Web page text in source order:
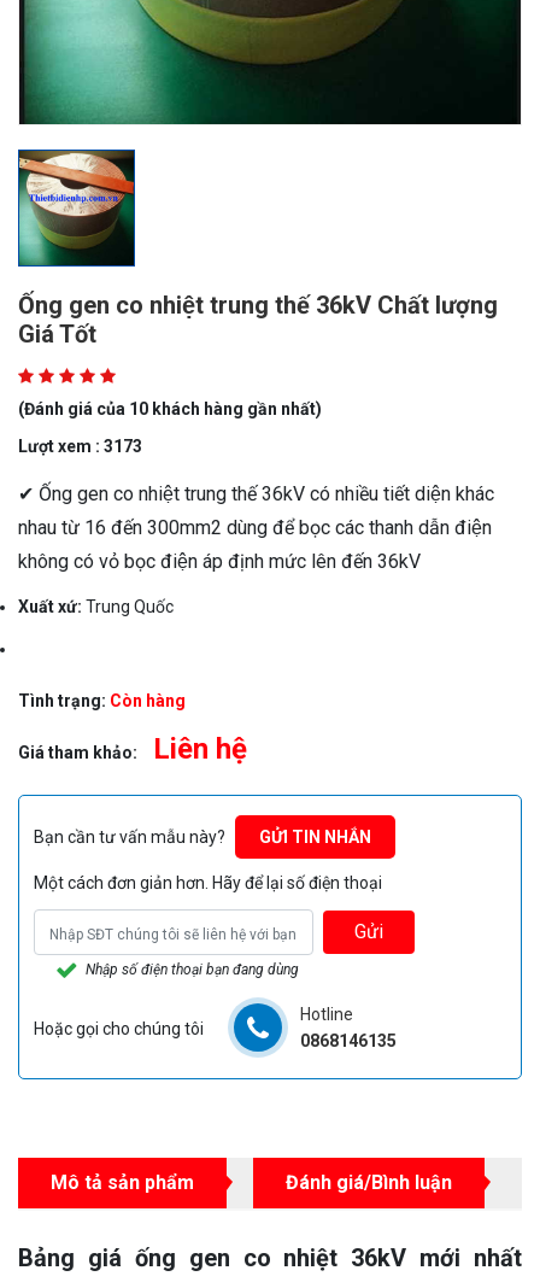
Ống gen co nhiệt trung thế 36kV Chất lượng
Giá Tốt
(Đánh giá của 10 khách hàng gần nhất)
Lượt xem : 3173
✔ Ống gen co nhiệt trung thế 36kV có nhiều tiết diện khác
nhau từ 16 đến 300mm2 dùng để bọc các thanh dẫn điện
không có vỏ bọc điện áp định mức lên đến 36kV
Xuất xứ: Trung Quốc
Tình trạng: Còn hàng
Giá tham khảo: Liên hệ
Bạn cần tư vấn mẫu này? GỬI TIN NHẮN
Một cách đơn giản hơn. Hãy để lại số điện thoại
Gửi
Nhập số điện thoại bạn đang dùng
Hoặc gọi cho chúng tôi
Hotline
0868146135
Mô tả sản phẩm Đánh giá/Bình luận
Bảng giá ống gen co nhiệt 36kV mới nhất